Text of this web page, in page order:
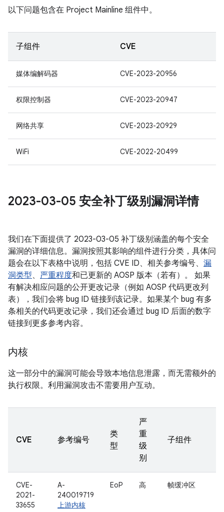
以下问题包含在 Project Mainline 组件中。
子组件 CVE
媒体编解码器 CVE-2023-20956
权限控制器 CVE-2023-20947
网络共享 CVE-2023-20929
WiFi CVE-2022-20499
2023-03-05 安全补丁级别漏洞详情
我们在下面提供了 2023-03-05 补丁级别涵盖的每个安全
漏洞的详细信息。漏洞按照其影响的组件进行分类，具体问
题会在以下表格中说明，包括 CVE ID、相关参考编号、 漏
洞类型、 严重程度和已更新的 AOSP 版本（若有）。 如果
有解决相应问题的公开更改记录（例如 AOSP 代码更改列
表），我们会将 bug ID 链接到该记录。如果某个 bug 有多
条相关的代码更改记录，我们还会通过 bug ID 后面的数字
链接到更多参考内容。
内核
这一部分中的漏洞可能会导致本地信息泄露，而无需额外的
执行权限。利用漏洞攻击不需要用户互动。
CVE 参考编号
类
型
严
重
级
别
子组件
CVE-
2021-
33655
A-
240019719
上游内核
EoP 高 帧缓冲区